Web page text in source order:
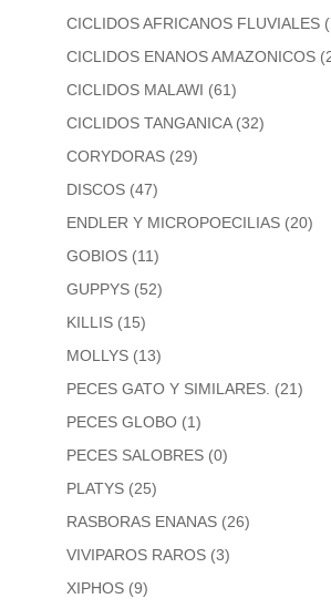
CICLIDOS AFRICANOS FLUVIALES
CICLIDOS ENANOS AMAZONICOS
CICLIDOS MALAWI (61)
CICLIDOS TANGANICA (32)
CORYDORAS (29)
DISCOS (47)
ENDLER Y MICROPOECILIAS (20)
GOBIOS (11)
GUPPYS (52)
KILLIS (15)
MOLLYS (13)
PECES GATO Y SIMILARES. (21)
PECES GLOBO (1)
PECES SALOBRES (0)
PLATYS (25)
RASBORAS ENANAS (26)
VIVIPAROS RAROS (3)
XIPHOS (9)